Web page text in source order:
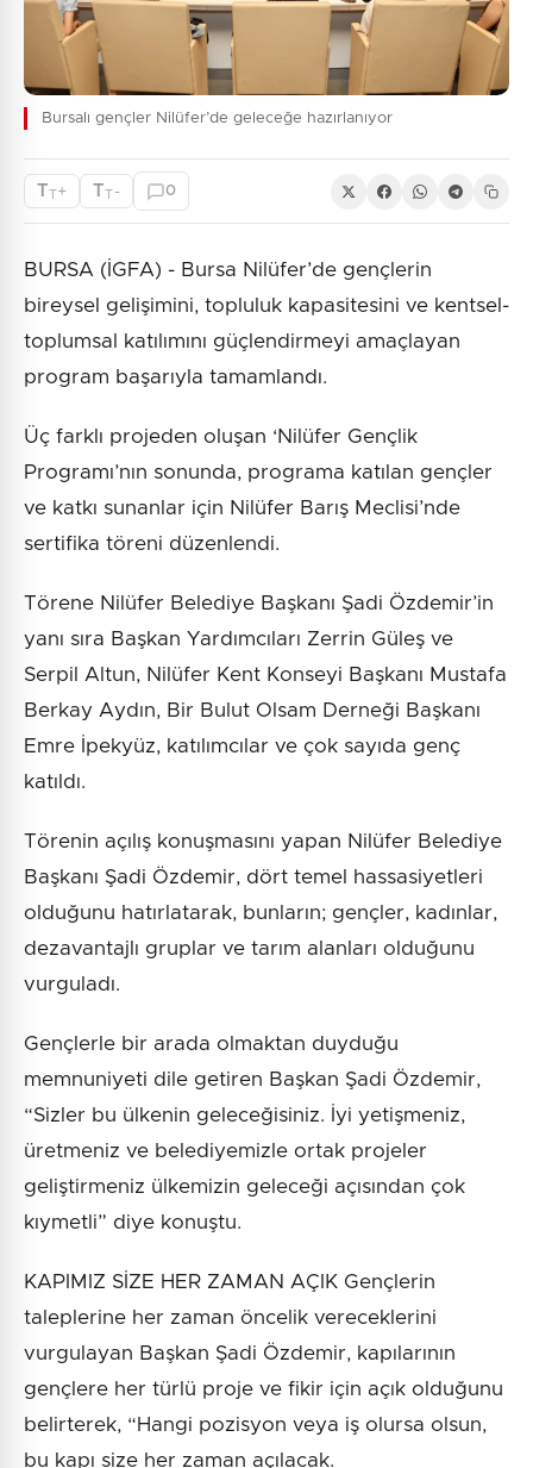
Bursalı gençler Nilüfer’de geleceğe hazırlanıyor
TT+ TT - 0
BURSA (İGFA) - Bursa Nilüfer’de gençlerin
bireysel gelişimini, topluluk kapasitesini ve kentsel-
toplumsal katılımını güçlendirmeyi amaçlayan
program başarıyla tamamlandı.
Üç farklı projeden oluşan ‘Nilüfer Gençlik
Programı’nın sonunda, programa katılan gençler
ve katkı sunanlar için Nilüfer Barış Meclisi’nde
sertifika töreni düzenlendi.
Törene Nilüfer Belediye Başkanı Şadi Özdemir’in
yanı sıra Başkan Yardımcıları Zerrin Güleş ve
Serpil Altun, Nilüfer Kent Konseyi Başkanı Mustafa
Berkay Aydın, Bir Bulut Olsam Derneği Başkanı
Emre İpekyüz, katılımcılar ve çok sayıda genç
katıldı.
Törenin açılış konuşmasını yapan Nilüfer Belediye
Başkanı Şadi Özdemir, dört temel hassasiyetleri
olduğunu hatırlatarak, bunların; gençler, kadınlar,
dezavantajlı gruplar ve tarım alanları olduğunu
vurguladı.
Gençlerle bir arada olmaktan duyduğu
memnuniyeti dile getiren Başkan Şadi Özdemir,
“Sizler bu ülkenin geleceğisiniz. İyi yetişmeniz,
üretmeniz ve belediyemizle ortak projeler
geliştirmeniz ülkemizin geleceği açısından çok
kıymetli” diye konuştu.
KAPIMIZ SİZE HER ZAMAN AÇIK Gençlerin
taleplerine her zaman öncelik vereceklerini
vurgulayan Başkan Şadi Özdemir, kapılarının
gençlere her türlü proje ve fikir için açık olduğunu
belirterek, “Hangi pozisyon veya iş olursa olsun,
bu kapı size her zaman açılacak.